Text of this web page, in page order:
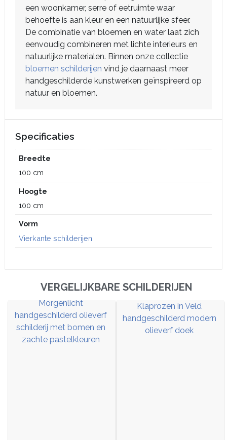
een woonkamer, serre of eetruimte waar
behoefte is aan kleur en een natuurlijke sfeer.
De combinatie van bloemen en water laat zich
eenvoudig combineren met lichte interieurs en
natuurlijke materialen. Binnen onze collectie
bloemen schilderijen vind je daarnaast meer
handgeschilderde kunstwerken geïnspireerd op
natuur en bloemen.
Specificaties
Breedte
100 cm
Hoogte
100 cm
Vorm
Vierkante schilderijen
VERGELIJKBARE SCHILDERIJEN